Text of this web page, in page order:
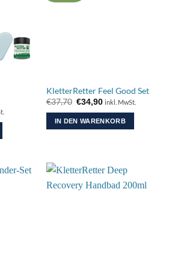
KletterRetter Feel Good Set
€37,70 Ursprünglicher
Preis
war:
€37,70
€34,90Aktueller
ist:
€34,90.
inkl. MwSt.
IN DEN WARENKORB